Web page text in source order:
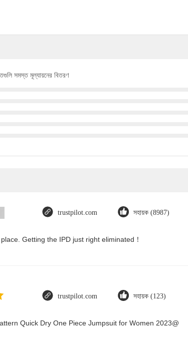
সমস্ত মূল্যায়নের বিতরণ
trustpilot.com সহায়ক (8987)
Getting the IPD just right eliminated！
trustpilot.com সহায়ক (123)
Quick Dry One Piece Jumpsuit for Women 2023@